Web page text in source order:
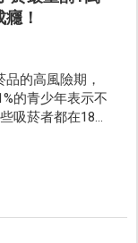
！
的高風險期，
的青少年表示不
吸菸者都在18歲